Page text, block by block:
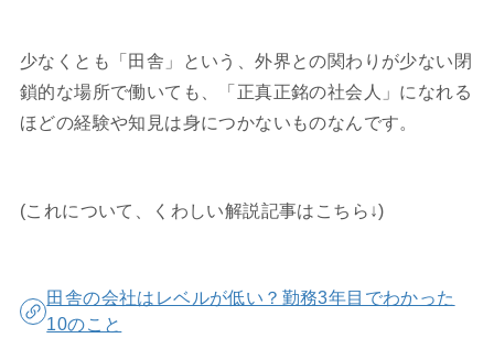
少なくとも「田舎」という、外界との関わりが少ない閉
鎖的な場所で働いても、「正真正銘の社会人」になれる
ほどの経験や知見は身につかないものなんです。
(これについて、くわしい解説記事はこちら↓)
田舎の会社はレベルが低い？勤務3年目でわかった
10のこと